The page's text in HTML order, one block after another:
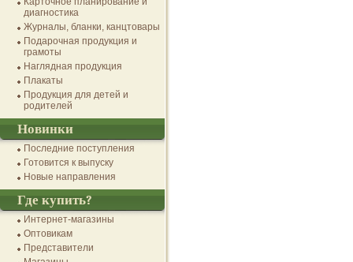
диагностика
Журналы, бланки, канцтовары
Подарочная продукция и
грамоты
Наглядная продукция
Плакаты
Продукция для детей и
родителей
Новинки
Последние поступления
Готовится к выпуску
Новые направления
Где купить?
Интернет-магазины
Оптовикам
Представители